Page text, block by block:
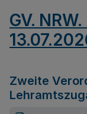
GV.
Zweite